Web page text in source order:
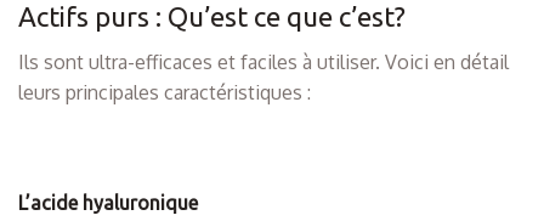
Actifs purs : Qu’est ce que c’est?
Ils sont ultra-efficaces et faciles à utiliser. Voici en détail
leurs principales caractéristiques :
L’acide hyaluronique